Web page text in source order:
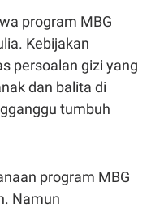
program MBG
Kebijakan
persoalan gizi yang
dan balita di
tumbuh
program MBG
Namun